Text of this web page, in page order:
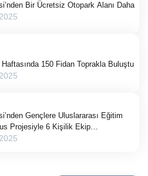
Bir Ücretsiz Otopark Alanı Daha
Haftasında 150 Fidan Toprakla Buluştu
Gençlere Uluslararası Eğitim
Projesiyle 6 Kişilik Ekip